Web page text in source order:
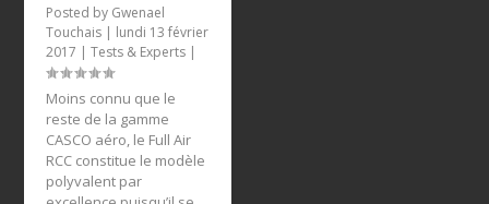
Posted by Gwenael
Touchais | lundi 13 février
2017 |Tests & Experts |
Moins connu que le
reste de la gamme
CASCO aéro, le Full Air
RCC constitue le modèle
polyvalent par